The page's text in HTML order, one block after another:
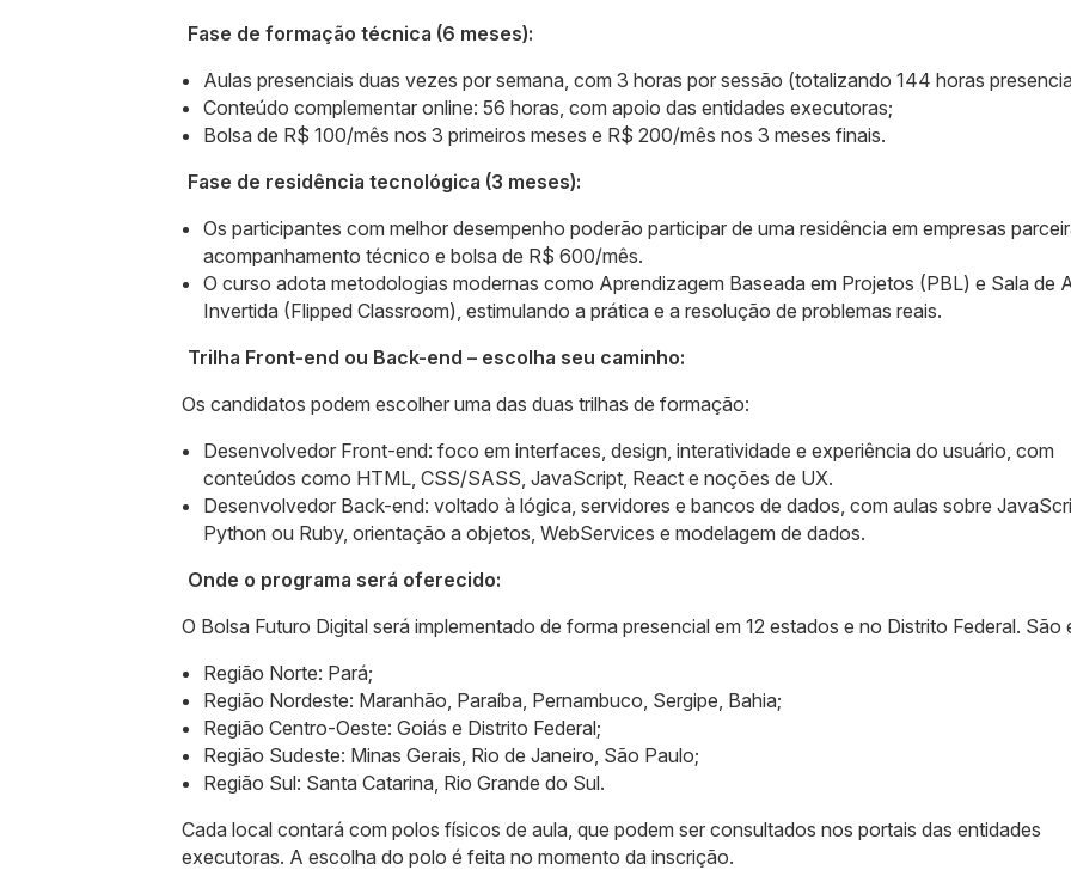
Fase de formação técnica (6 meses):
Aulas presenciais duas vezes por semana, com 3 horas por sessão (totalizando 144 horas
Conteúdo complementar online: 56 horas, com apoio das entidades executoras;
Bolsa de R$ 100/mês nos 3 primeiros meses e R$ 200/mês nos 3 meses finais.
Fase de residência tecnológica (3 meses):
Os participantes com melhor desempenho poderão participar de uma residência em empresas
acompanhamento técnico e bolsa de R$ 600/mês.
O curso adota metodologias modernas como Aprendizagem Baseada em Projetos (PBL) e Sala de
Invertida (Flipped Classroom), estimulando a prática e a resolução de problemas reais.
Trilha Front-end ou Back-end – escolha seu caminho:
Os candidatos podem escolher uma das duas trilhas de formação:
Desenvolvedor Front-end: foco em interfaces, design, interatividade e experiência do usuário, com
conteúdos como HTML, CSS/SASS, JavaScript, React e noções de UX.
Desenvolvedor Back-end: voltado à lógica, servidores e bancos de dados, com aulas sobre
Python ou Ruby, orientação a objetos, WebServices e modelagem de dados.
Onde o programa será oferecido:
O Bolsa Futuro Digital será implementado de forma presencial em 12 estados e no Distrito Federal. São
Região Norte: Pará;
Região Nordeste: Maranhão, Paraíba, Pernambuco, Sergipe, Bahia;
Região Centro-Oeste: Goiás e Distrito Federal;
Região Sudeste: Minas Gerais, Rio de Janeiro, São Paulo;
Região Sul: Santa Catarina, Rio Grande do Sul.
Cada local contará com polos físicos de aula, que podem ser consultados nos portais das entidades
executoras. A escolha do polo é feita no momento da inscrição.